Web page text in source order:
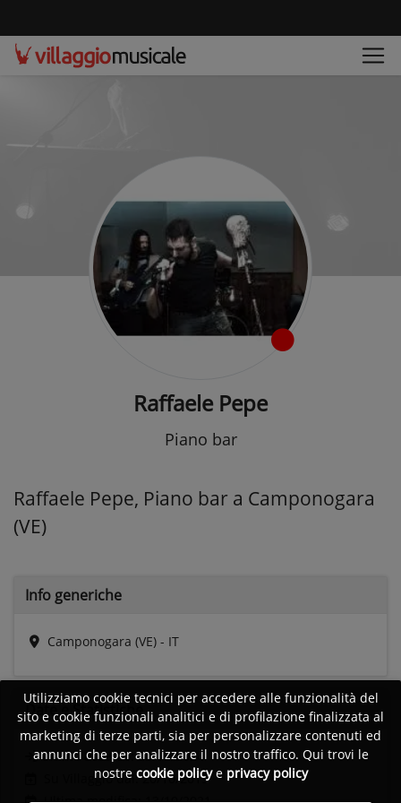
Raffaele Pepe
Piano bar
Raffaele Pepe, Piano bar a Camponogara
(VE)
Info generiche
Camponogara (VE) - IT
Date eStatistiche
Ultimo accesso:03/12/2024
Su Villaggio dal: 20/10/2015
Utilizziamo cookie tecnici per accedere alle funzionalità del
sito e cookie funzionali analitici e di profilazione finalizzata al
marketing di terze parti, sia per personalizzare contenuti ed
annunci che per analizzare il nostro traffico. Qui trovi le
nostre cookie policye privacy policy